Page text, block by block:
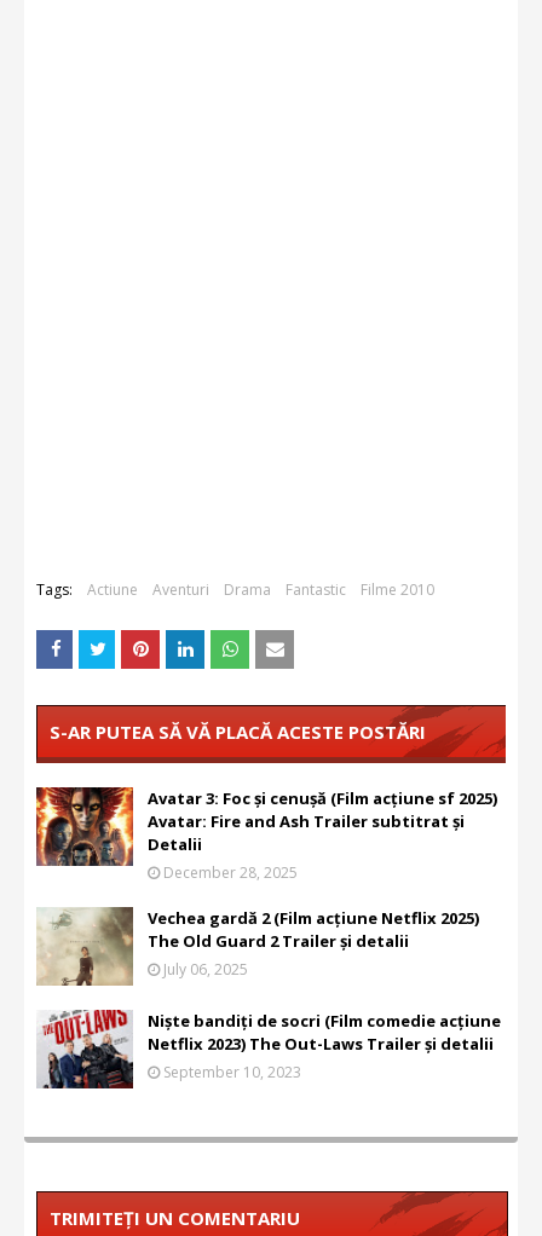
Tags: Actiune Aventuri Drama Fantastic Filme 2010
S-AR PUTEA SĂ VĂ PLACĂ ACESTE POSTĂRI
Avatar 3: Foc și cenușă (Film acțiune sf 2025)
Avatar: Fire and Ash Trailer subtitrat și
Detalii
December 28, 2025
Vechea gardă 2 (Film acțiune Netflix 2025)
The Old Guard 2 Trailer și detalii
July 06, 2025
Niște bandiți de socri (Film comedie acțiune
Netflix 2023) The Out-Laws Trailer și detalii
September 10, 2023
TRIMITEȚI UN COMENTARIU